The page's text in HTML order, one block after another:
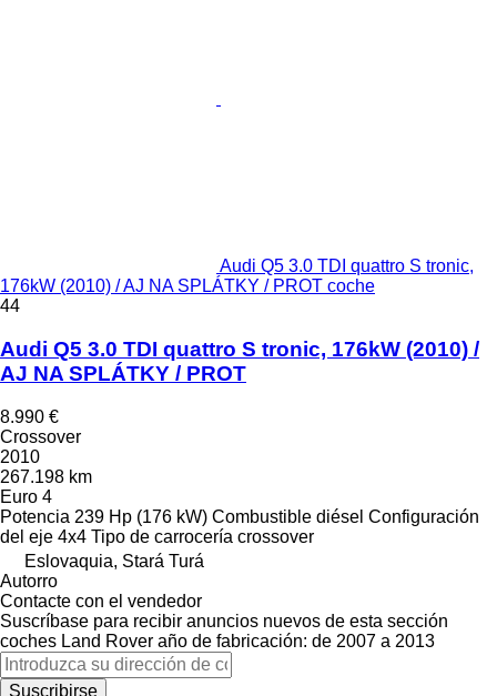
Audi Q5 3.0 TDI quattro S tronic,
176kW (2010) / AJ NA SPLÁTKY / PROT coche
44
Audi Q5 3.0 TDI quattro S tronic, 176kW (2010) /
AJ NA SPLÁTKY / PROT
8.990 €
Crossover
2010
267.198 km
Euro 4
Potencia 239 Hp (176 kW) Combustible diésel Configuración
del eje 4x4 Tipo de carrocería crossover
Eslovaquia, Stará Turá
Autorro
Contacte con el vendedor
Suscríbase para recibir anuncios nuevos de esta sección
coches Land Rover año de fabricación: de 2007 a 2013
Suscribirse